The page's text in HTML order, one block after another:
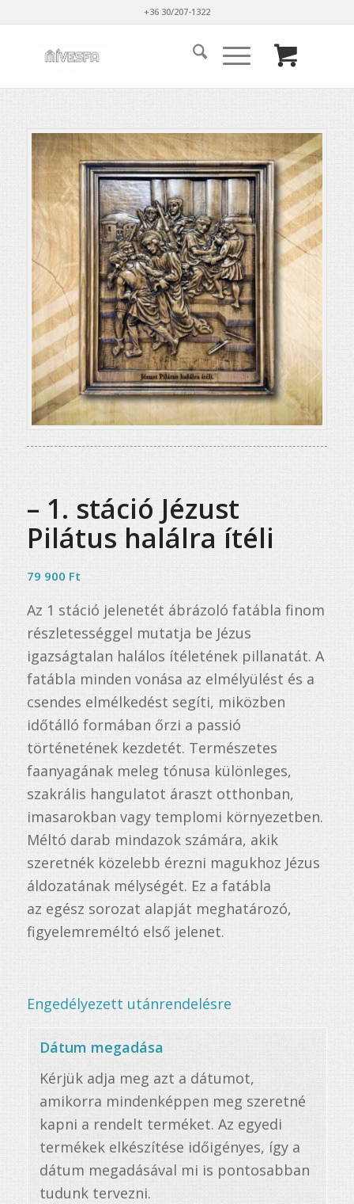
+36 30/207-1322
– 1. stáció Jézust
Pilátus halálra ítéli
79 900 Ft
Az 1 stáció jelenetét ábrázoló fatábla finom
részletességgel mutatja be Jézus
igazságtalan halálos ítéletének pillanatát. A
fatábla minden vonása az elmélyülést és a
csendes elmélkedést segíti, miközben
időtálló formában őrzi a passió
történetének kezdetét. Természetes
faanyagának meleg tónusa különleges,
szakrális hangulatot áraszt otthonban,
imasarokban vagy templomi környezetben.
Méltó darab mindazok számára, akik
szeretnék közelebb érezni magukhoz Jézus
áldozatának mélységét. Ez a fatábla
az egész sorozat alapját meghatározó,
figyelemreméltó első jelenet.
Engedélyezett utánrendelésre
Dátum megadása
Kérjük adja meg azt a dátumot,
amikorra mindenképpen meg szeretné
kapni a rendelt terméket. Az egyedi
termékek elkészítése időigényes, így a
dátum megadásával mi is pontosabban
tudunk tervezni.